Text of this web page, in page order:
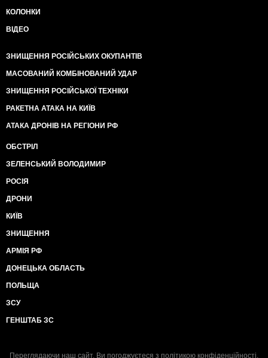
КОЛОНКИ
ВІДЕО
ЗНИЩЕННЯ РОСІЙСЬКИХ ОКУПАНТІВ
МАСОВАНИЙ КОМБІНОВАНИЙ УДАР
ЗНИЩЕННЯ РОСІЙСЬКОЇ ТЕХНІКИ
РАКЕТНА АТАКА НА КИЇВ
АТАКА ДРОНІВ НА РЕГІОНИ РФ
ОБСТРІЛ
ЗЕЛЕНСЬКИЙ ВОЛОДИМИР
РОСІЯ
ДРОНИ
КИЇВ
ЗНИЩЕННЯ
АРМІЯ РФ
ДОНЕЦЬКА ОБЛАСТЬ
ПОЛЬЩА
ЗСУ
ГЕНШТАБ ЗС
Переглядаючи наш сайт, Ви погоджуєтеся з політикою конфіденційності.